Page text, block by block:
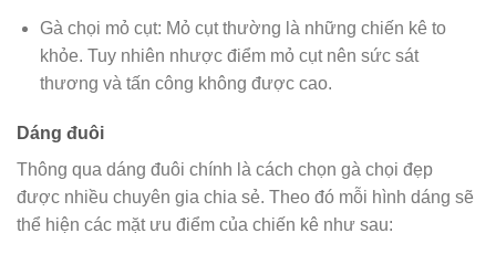
Gà chọi mỏ cụt: Mỏ cụt thường là những chiến kê to
khỏe. Tuy nhiên nhược điểm mỏ cụt nên sức sát
thương và tấn công không được cao.
Dáng đuôi
Thông qua dáng đuôi chính là cách chọn gà chọi đẹp
được nhiều chuyên gia chia sẻ. Theo đó mỗi hình dáng sẽ
thể hiện các mặt ưu điểm của chiến kê như sau: